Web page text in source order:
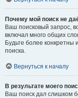
Почему мой поиск не
Ваш поисковый запрос,
включал много общих
Будьте более конкретны
поиска.
Вернуться к началу
В результате моего
Ваш поиск дал слишком